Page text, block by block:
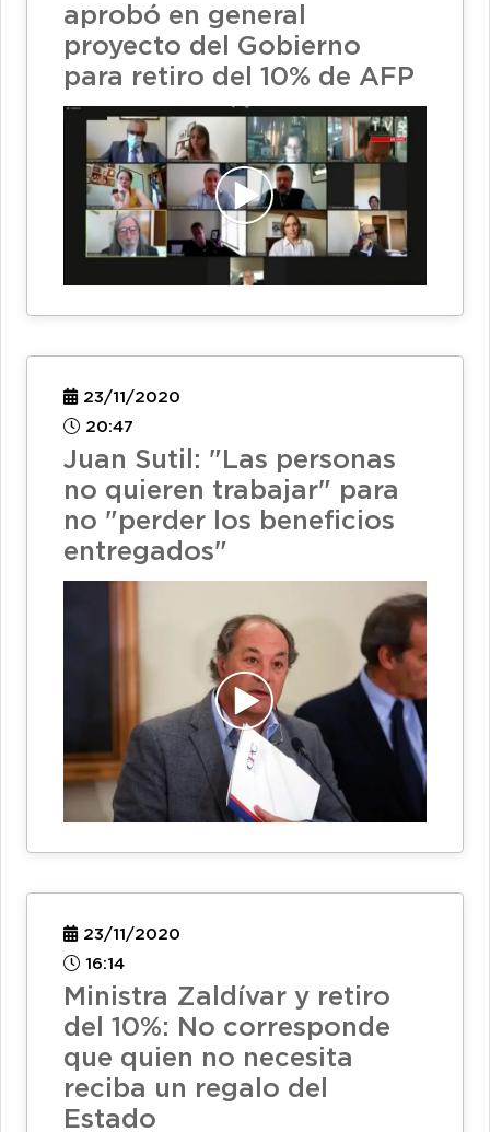
aprobó en general
proyecto del Gobierno
para retiro del 10% de AFP
23/11/2020
20:47
Juan Sutil: "Las personas
no quieren trabajar" para
no "perder los beneficios
entregados"
23/11/2020
16:14
Ministra Zaldívar y retiro
del 10%: No corresponde
que quien no necesita
reciba un regalo del
Estado